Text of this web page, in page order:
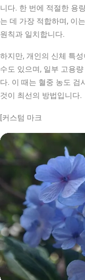
니다. 한 번에 적절한 용
는 데 가장 적합하며, 이
원칙과 일치합니다.
하지만, 개인의 신체 특
수도 있으며, 일부 고용
다. 이 때는 혈중 농도 검
것이 최선의 방법입니다.
[커스텀 마크